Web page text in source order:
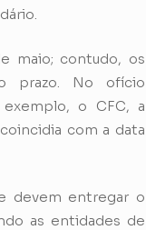
maio; contudo, os
o prazo. No ofício
o CFC, a
com a data
devem entregar o
as entidades de